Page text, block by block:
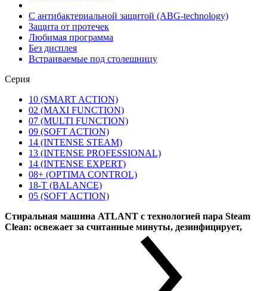
С антибактериальной защитой (ABG-technology)
Защита от протечек
Любимая программа
Без дисплея
Встраиваемые под столешницу
Серия
10 (SMART ACTION)
02 (MAXI FUNCTION)
07 (MULTI FUNCTION)
09 (SOFT ACTION)
14 (INTENSE STEAM)
13 (INTENSE PROFESSIONAL)
14 (INTENSE EXPERT)
08+ (OPTIMA CONTROL)
18-T (BALANCE)
05 (SOFT ACTION)
Стиральная машина ATLANT с технологией пара Steam
Clean: освежает за считанные минуты, дезинфицирует,